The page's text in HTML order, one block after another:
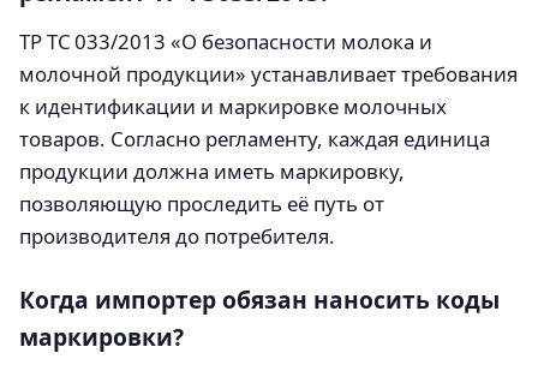
ТР ТС 033/2013 «О безопасности молока и
молочной продукции» устанавливает требования
к идентификации и маркировке молочных
товаров. Согласно регламенту, каждая единица
продукции должна иметь маркировку,
позволяющую проследить её путь от
производителя до потребителя.
Когда импортер обязан наносить коды
маркировки?